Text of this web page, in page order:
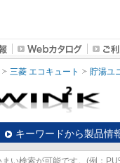
三菱 エコキュート 貯湯ユ
キーワードから製品情